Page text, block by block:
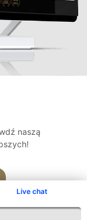
Live chat
naszą